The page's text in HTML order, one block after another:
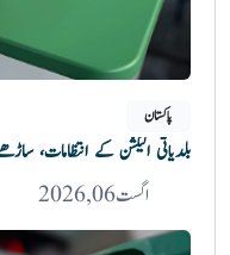
پاکستان
بلدیاتی الیکشن کے انتظامات، ساڑھے 12 ارب روپے کا
اگست 06, 2026